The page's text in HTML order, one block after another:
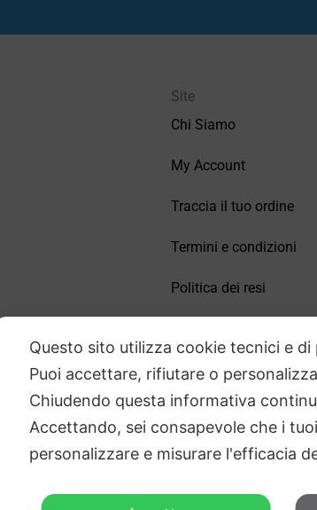
Site
Chi Siamo
My Account
Traccia il tuo ordine
Termini e condizioni
Politica dei resi
Questo sito utilizza cookie tecnici e di
Puoi accettare, rifiutare o
Chiudendo questa informativa
Accettando, sei consapevole che i
personalizzare e misurare l'efficacia